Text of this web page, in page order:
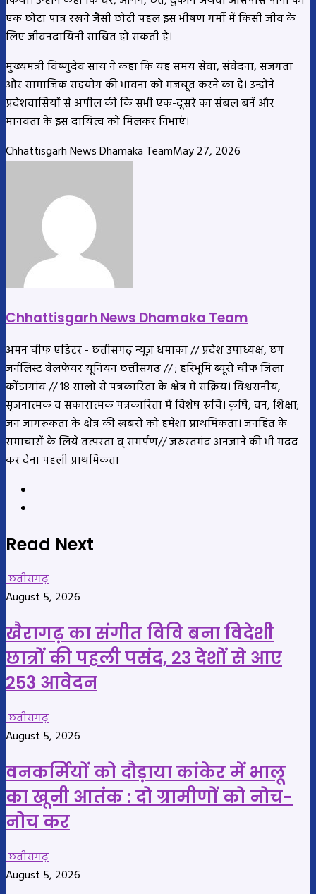
एक छोटा पात्र रखने जैसी छोटी पहल इस भीषण गर्मी में किसी जीव के
लिए जीवनदायिनी साबित हो सकती है।
मुख्यमंत्री विष्णुदेव साय ने कहा कि यह समय सेवा, संवेदना, सजगता
और सामाजिक सहयोग की भावना को मजबूत करने का है। उन्होंने
प्रदेशवासियों से अपील की कि सभी एक-दूसरे का संबल बनें और
मानवता के इस दायित्व को मिलकर निभाएं।
Chhattisgarh News Dhamaka TeamMay 27, 2026
Chhattisgarh News Dhamaka Team
अमन चीफ एडिटर - छत्तीसगढ़ न्यूज़ धमाका // प्रदेश उपाध्यक्ष, छग
जर्नलिस्ट वेलफेयर यूनियन छत्तीसगढ // ; हरिभूमि ब्यूरो चीफ जिला
कोंडागांव // 18 सालो से पत्रकारिता के क्षेत्र में सक्रिय। विश्वसनीय,
सृजनात्मक व सकारात्मक पत्रकारिता में विशेष रूचि। कृषि, वन, शिक्षा;
जन जागरूकता के क्षेत्र की खबरों को हमेशा प्राथमिकता। जनहित के
समाचारों के लिये तत्परता व् समर्पण// जरूरतमंद अनजाने की भी मदद
कर देना पहली प्राथमिकता
Read Next
छतीसगढ़
August 5, 2026
खैरागढ़ का संगीत विवि बना विदेशी
छात्रों की पहली पसंद, 23 देशों से आए
253 आवेदन
छतीसगढ़
August 5, 2026
वनकर्मियों को दौड़ाया कांकेर में भालू
का खूनी आतंक : दो ग्रामीणों को नोच-
नोच कर
छतीसगढ़
August 5, 2026